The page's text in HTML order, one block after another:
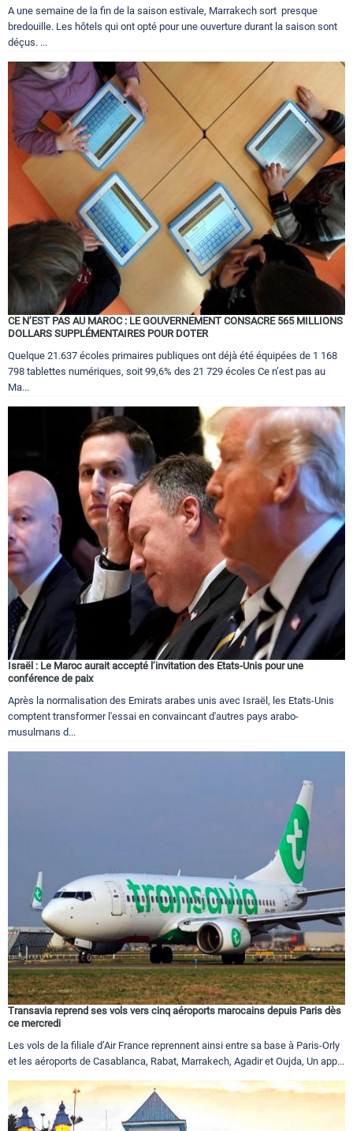
A une semaine de la fin de la saison estivale, Marrakech sort presque
bredouille. Les hôtels qui ont opté pour une ouverture durant la saison sont
déçus. ...
CE N’EST PAS AU MAROC : LE GOUVERNEMENT CONSACRE 565 MILLIONS
DOLLARS SUPPLÉMENTAIRES POUR DOTER
Quelque 21.637 écoles primaires publiques ont déjà été équipées de 1 168
798 tablettes numériques, soit 99,6% des 21 729 écoles Ce n’est pas au
Ma...
Israël : Le Maroc aurait accepté l’invitation des Etats-Unis pour une
conférence de paix
Après la normalisation des Emirats arabes unis avec Israël, les Etats-Unis
comptent transformer l'essai en convaincant d'autres pays arabo-
musulmans d...
Transavia reprend ses vols vers cinq aéroports marocains depuis Paris dès
ce mercredi
Les vols de la filiale d’Air France reprennent ainsi entre sa base à Paris-Orly
et les aéroports de Casablanca, Rabat, Marrakech, Agadir et Oujda, Un app...